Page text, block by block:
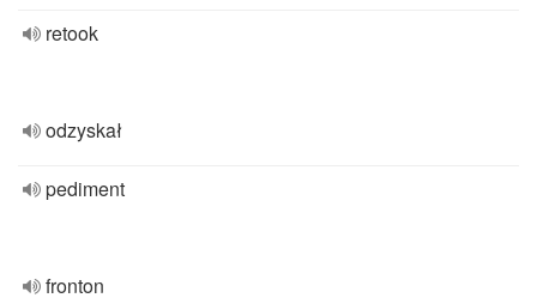
retook
odzyskał
pediment
fronton